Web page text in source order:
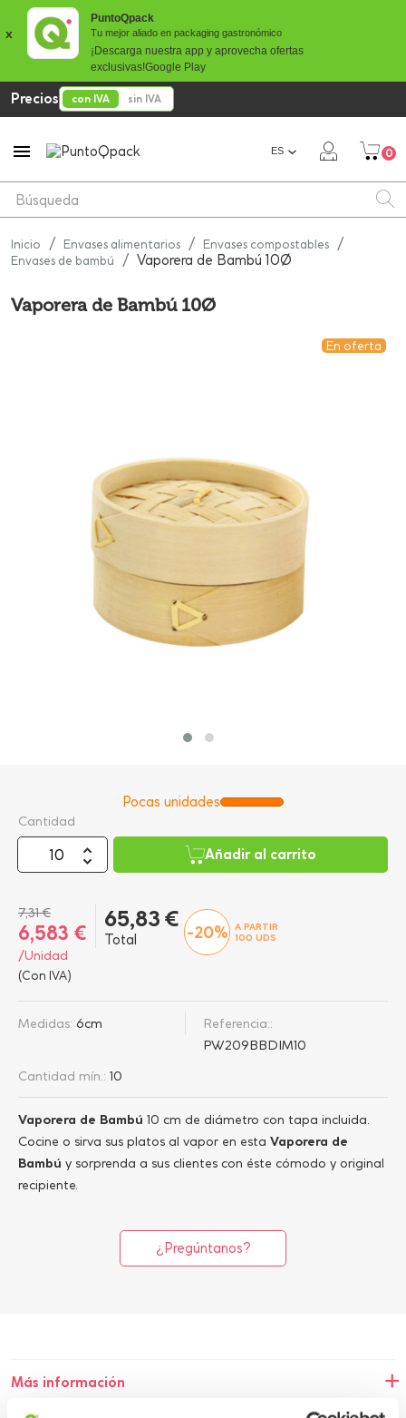
x
PuntoQpack
Tu mejor aliado en packaging gastronómico
¡Descarga nuestra app y aprovecha ofertas
exclusivas!Google Play
Precios con IVA sin IVA
 ES 0
Inicio Envases alimentarios
Envases compostables
Envases de bambú
Vaporera de Bambú 10Ø
Vaporera de Bambú 10Ø
En oferta
7,31 €
6,583 €
/Unidad
(Con IVA)
65,83 €
Total -20% A PARTIR
100 UDS
Vaporera de Bambú 10 cm de diámetro con tapa incluida.
Cocine o sirva sus platos al vapor en esta Vaporera de
Bambú y sorprenda a sus clientes con éste cómodo y original
recipiente.
Cantidad
Añadir al carrito
Medidas: 6cm
Referencia::
PW209BBDIM10
Cantidad mín.: 10
¿Pregúntanos?
Pocas unidades
Más información